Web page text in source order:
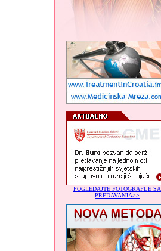
POGLEDAJTE FOTOGRAFIJE SA
PREDAVANJA>>